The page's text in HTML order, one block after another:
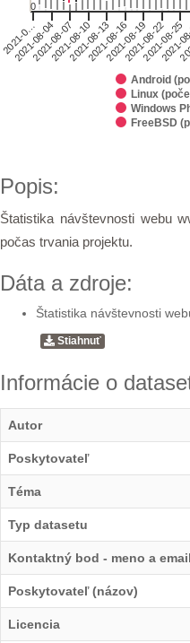
Android
Linux
Windows
FreeBSD
2021-0…
2021-08-04
2021-08-07
2021-08-10
2021-08-13
2021-08-16
2021-08-19
2021-08-22
2021-08-25
2021-
0
Popis:
Štatistika návštevnosti webu
počas trvania projektu.
Dáta a zdroje:
Štatistika návštevnosti
Stiahnuť
Informácie o
Autor
Poskytovateľ
Téma
Typ datasetu
Kontaktný bod - meno a email
Poskytovateľ (názov)
Licencia